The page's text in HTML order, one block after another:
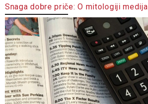
Snaga dobre priče: O mitologiji medija